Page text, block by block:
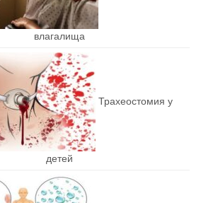
влагалища
Трахеостомия у
детей